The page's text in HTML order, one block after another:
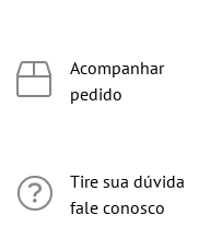
Acompanhar
pedido
Tire sua dúvida
fale conosco